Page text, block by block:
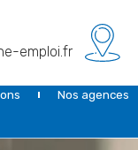
emploi.fr
Nos agences